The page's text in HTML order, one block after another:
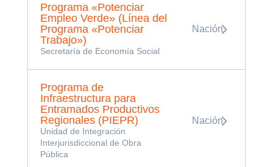
Programa «Potenciar
Empleo Verde» (Línea del
Programa «Potenciar
Trabajo»)
Secretaría de Economía Social
Nación
Programa de
Infraestructura para
Entramados Productivos
Regionales (PIEPR)
Unidad de Integración
Interjurisdiccional de Obra
Pública
Nación